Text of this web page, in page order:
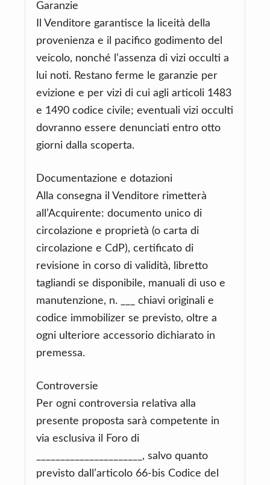
Garanzie
Il Venditore garantisce la liceità della
provenienza e il pacifico godimento del
veicolo, nonché l’assenza di vizi occulti a
lui noti. Restano ferme le garanzie per
evizione e per vizi di cui agli articoli 1483
e 1490 codice civile; eventuali vizi occulti
dovranno essere denunciati entro otto
giorni dalla scoperta.
Documentazione e dotazioni
Alla consegna il Venditore rimetterà
all’Acquirente: documento unico di
circolazione e proprietà (o carta di
circolazione e CdP), certificato di
revisione in corso di validità, libretto
tagliandi se disponibile, manuali di uso e
manutenzione, n. ___ chiavi originali e
codice immobilizer se previsto, oltre a
ogni ulteriore accessorio dichiarato in
premessa.
Controversie
Per ogni controversia relativa alla
presente proposta sarà competente in
via esclusiva il Foro di
______________________, salvo quanto
previsto dall’articolo 66-bis Codice del